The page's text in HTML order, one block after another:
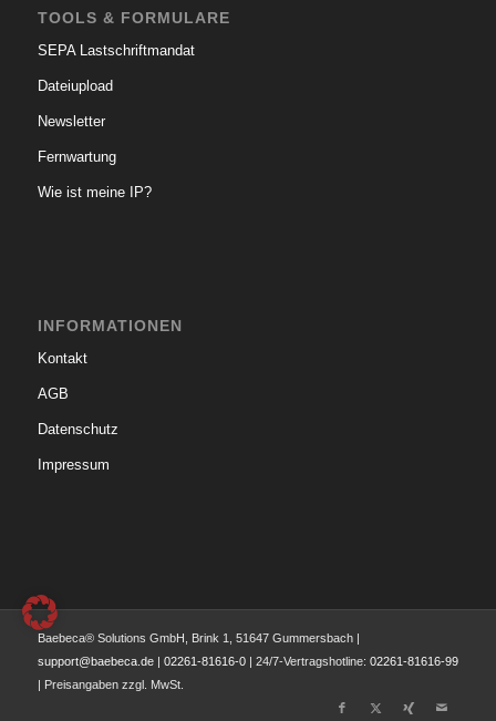
TOOLS & FORMULARE
SEPA Lastschriftmandat
Dateiupload
Newsletter
Fernwartung
Wie ist meine IP?
INFORMATIONEN
Kontakt
AGB
Datenschutz
Impressum
Baebeca® Solutions GmbH, Brink 1, 51647 Gummersbach |
support@baebeca.de| 02261-81616-0| 24/7-Vertragshotline: 02261-81616-99
| Preisangaben zzgl. MwSt.